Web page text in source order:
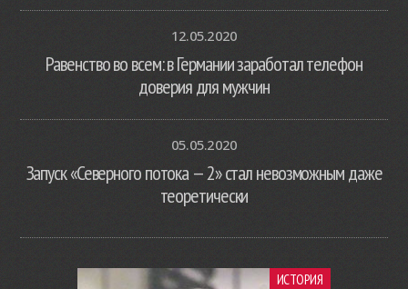
12.05.2020
Равенство во всем: в Германии заработал телефон
доверия для мужчин
05.05.2020
Запуск «Северного потока — 2» стал невозможным даже
теоретически
ИСТОРИЯ